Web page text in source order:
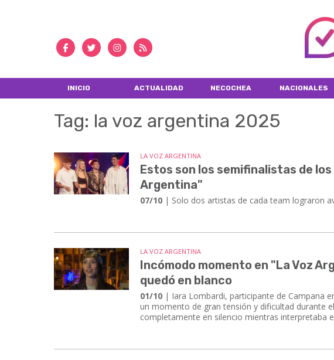
INICIO ACTUALIDAD NECOCHEA NACIONALES
Tag: la voz argentina 2025
LA VOZ ARGENTINA
Estos son los semifinalistas de los
Argentina"
07/10 | Solo dos artistas de cada team lograron
LA VOZ ARGENTINA
Incómodo momento en "La Voz
quedó en blanco
01/10 | Iara Lombardi, participante de Campana
un momento de gran tensión y dificultad durante
completamente en silencio mientras interpretaba